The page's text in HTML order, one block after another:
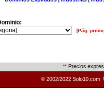
[Pág.
** Precios
© 2002/2022 Solo10.com